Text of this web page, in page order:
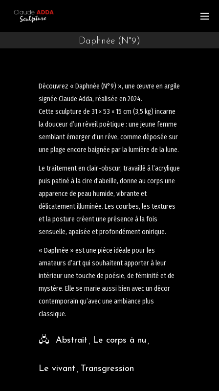
Daphnée (N°9)
Découvrez « Daphnée (N°9) », une œuvre en argile
signée Claude Adda, réalisée en 2024.
Cette sculpture de 31 × 53 × 15 cm (3,5 kg) incarne
la douceur d’un réveil poétique : une jeune femme
semblant émerger d’un rêve, comme déposée sur
une plage encore baignée par la lumière de la lune.
Le traitement en clair-obscur, travaillé à l’acrylique
puis patiné à la cire d’abeille, donne au corps une
apparence de peau humide, vibrante et
délicatement illuminée. Les courbes, les textures
et la posture créent une présence à la fois
sensuelle, apaisée et profondément onirique.
« Daphnée » est une pièce idéale pour les
amateurs d’art qui souhaitent apporter à leur
intérieur une touche de poésie, de féminité et de
mystère. Elle se marie aussi bien avec un décor
contemporain qu’avec une ambiance plus
classique.
Abstrait Le corps à nu
Le vivant Transgression